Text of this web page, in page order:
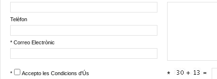
Telèfon
* Correo Electrònic
* Accepto les Condicions d'Ús *